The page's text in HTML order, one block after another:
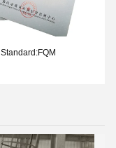
Standard:FQM